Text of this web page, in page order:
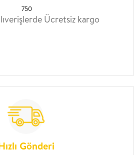
750
Ücretsiz kargo
Gönderi